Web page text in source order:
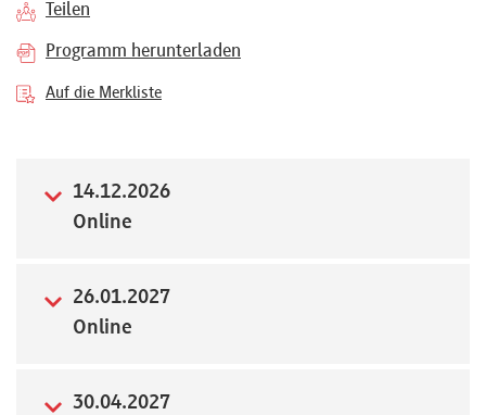
Kontakt
Über
Preisvorteile
FAQ
Newsletter
Teilen
Programm herunterladen
Auf die Merkliste
14.12.2026
Online
26.01.2027
Online
30.04.2027